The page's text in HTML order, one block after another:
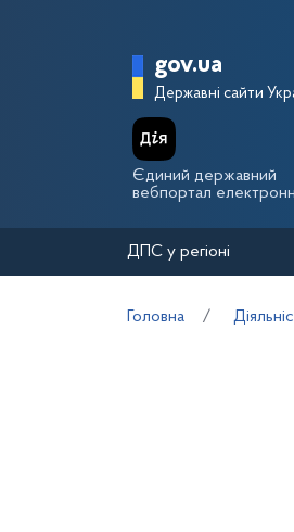
Головна
gov.ua
Державні сайти
Єдиний державний
вебпортал
ДПС у регіоні
Головна